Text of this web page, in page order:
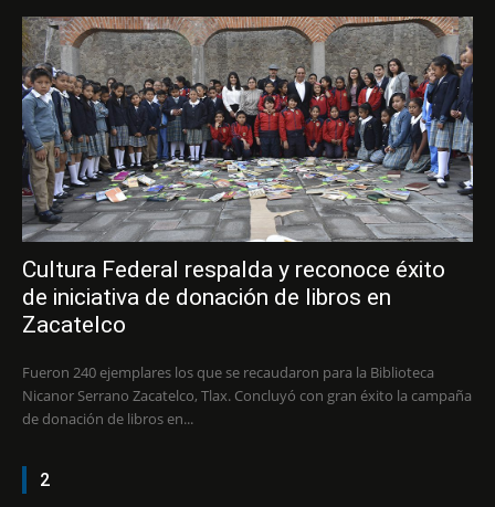
Cultura Federal respalda y reconoce éxito
de iniciativa de donación de libros en
Zacatelco
Fueron 240 ejemplares los que se recaudaron para la Biblioteca
Nicanor Serrano Zacatelco, Tlax. Concluyó con gran éxito la campaña
de donación de libros en...
2